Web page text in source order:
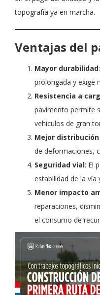
topografía ya en marcha.
Ventajas del
Mayor durabilidad
prolongada y exige
Resistencia a
pavimento permite
vehículos de gran
Mejor
de deformaciones,
Seguridad vial: El
estabilidad de la vía
Menor impacto
reparaciones,
el consumo de